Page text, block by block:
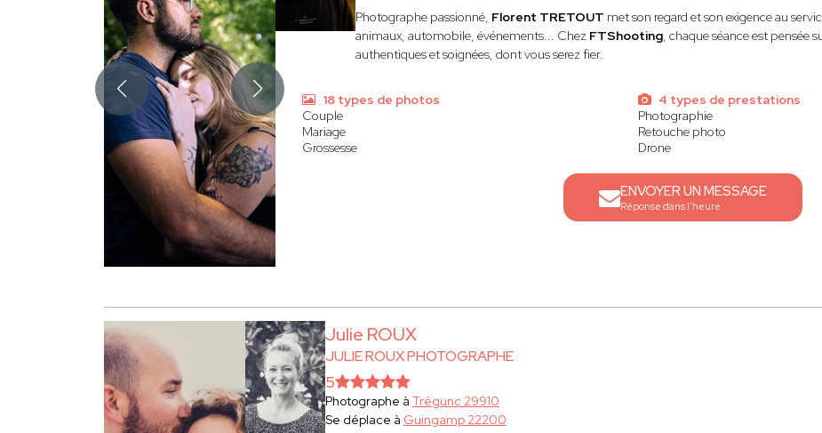
Photographe passionné, Florent TRETOUT met son regard et son exigence au
animaux, automobile, événements... Chez FTShooting, chaque séance est pensée
authentiques et soignées, dont vous serez fier.
18 types de photos
Couple
Mariage
Grossesse
4 types de prestations
Photographie
Retouche photo
Drone
ENVOYER UN MESSAGE
Réponse dans l'heure
Julie ROUX
JULIE ROUX PHOTOGRAPHE
5
Photographe à Trégunc 29910
Se déplace à Guingamp 22200